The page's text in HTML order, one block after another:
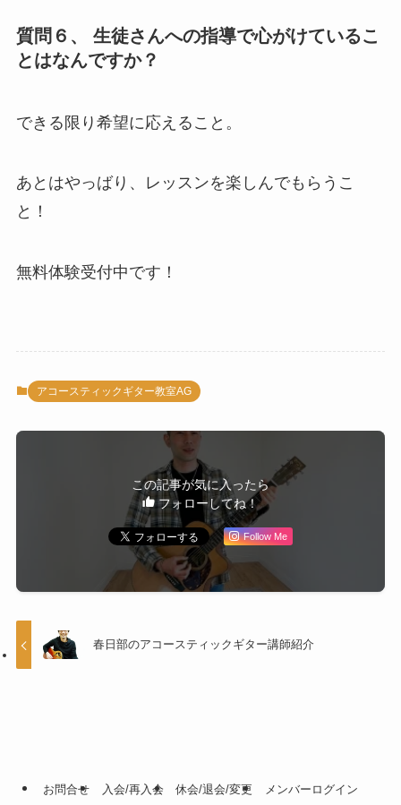
質問６、 生徒さんへの指導で心がけているこ
とはなんですか？
できる限り希望に応えること。
あとはやっばり、レッスンを楽しんでもらうこ
と！
無料体験受付中です！
アコースティックギター教室AG
この記事が気に入ったら
フォローしてね！
Follow Me
春日部のアコースティックギター講師紹介
お問合せ 入会/再入会 休会/退会/変更 メンバーログイン